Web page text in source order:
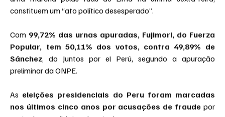
constituem um “ato político desesperado”.
Com 99,72% das urnas apuradas, Fujimori, do Fuerza
Popular, tem 50,11% dos votos, contra 49,89% de
Sánchez, do Juntos por el Perú, segundo a apuração
preliminar da ONPE.
As eleições presidenciais do Peru foram marcadas
nos últimos cinco anos por acusações de fraude por